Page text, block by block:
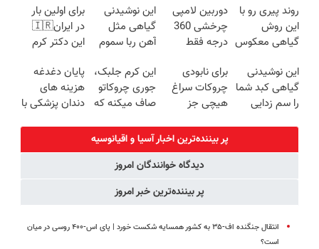
20سال جوون
شدی🔥
روند پیری رو با
این روش
گیاهی معکوس
دوربین لامپی
چرخشی 360
درجه فقط
🔥 پرداخت
درب منزل
این نوشیدنی
گیاهی مثل
آهن ربا سموم
می کند
برای اولین بار
در ایران🇮🇷
این دکتر کرم
روزه ساخت!
این نوشیدنی
گیاهی کبد شما
را سم زدایی
مرجوعی)
برای نابودی
چروکات سراغ
هیچی جز
نرو(تخفیف40%)
این کرم جلبک،
جوری چروکاتو
صاف میکنه که
کردی!(تخفیف
ویژه)
پایان دغدغه
هزینه های
دندان پزشکی با
پر بیننده‌ترین اخبار آسیا و اقیانوسیه
دیدگاه خوانندگان امروز
پر بیننده‌ترین خبر امروز
انتقال جنگنده اف-۳۵ به کشور همسایه شکست خورد | پای اس‑۴۰۰ روسی در میان
است؟